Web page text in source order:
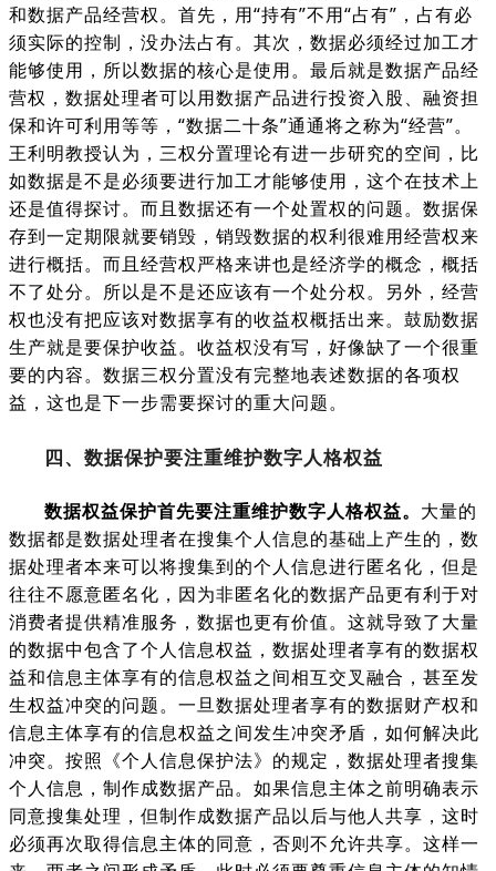
和数据产品经营权。首先，用“持有”不用“占有”，占有必
须实际的控制，没办法占有。其次，数据必须经过加工才
能够使用，所以数据的核心是使用。最后就是数据产品经
营权，数据处理者可以用数据产品进行投资入股、融资担
保和许可利用等等，“数据二十条”通通将之称为“经营”。
王利明教授认为，三权分置理论有进一步研究的空间，比
如数据是不是必须要进行加工才能够使用，这个在技术上
还是值得探讨。而且数据还有一个处置权的问题。数据保
存到一定期限就要销毁，销毁数据的权利很难用经营权来
进行概括。而且经营权严格来讲也是经济学的概念，概括
不了处分。所以是不是还应该有一个处分权。另外，经营
权也没有把应该对数据享有的收益权概括出来。鼓励数据
生产就是要保护收益。收益权没有写，好像缺了一个很重
要的内容。数据三权分置没有完整地表述数据的各项权
益，这也是下一步需要探讨的重大问题。
四、数据保护要注重维护数字人格权益
数据权益保护首先要注重维护数字人格权益。 大量的
数据都是数据处理者在搜集个人信息的基础上产生的，数
据处理者本来可以将搜集到的个人信息进行匿名化，但是
往往不愿意匿名化，因为非匿名化的数据产品更有利于对
消费者提供精准服务，数据也更有价值。这就导致了大量
的数据中包含了个人信息权益，数据处理者享有的数据权
益和信息主体享有的信息权益之间相互交叉融合，甚至发
生权益冲突的问题。一旦数据处理者享有的数据财产权和
信息主体享有的信息权益之间发生冲突矛盾，如何解决此
冲突。按照《个人信息保护法》的规定，数据处理者搜集
个人信息，制作成数据产品。如果信息主体之前明确表示
同意搜集处理，但制作成数据产品以后与他人共享，这时
必须再次取得信息主体的同意，否则不允许共享。这样一